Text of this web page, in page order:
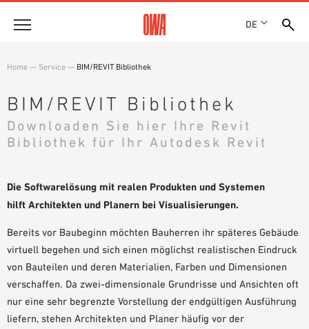
DE
AUSZEICHNUNGEN
STANDORTE
NACHHALTIGKEIT
OWA-PLUS
KARRIERE
SHOWROOM 7TH FLOOR
Produkte
PRODUKTÜBERSICHT
GEFÜHRTE SUCHE
Lösungen
Technische Beratung
Service
AUSSCHREIBUNGSTEXTE
DOWNLOADS
LEISTUNGSERKLÄRUNG (DOP)
PLANUNGSHILFEN
JOBPORTAL
Home — Service — BIM/REVIT Bibliothek
BIM/REVIT Bibliothek
Downloaden Sie hier Ihre Revit
Bibliothek für Ihr Autodesk Revit
Die Softwarelösung mit realen Produkten und Systemen
hilft Architekten und Planern bei Visualisierungen.
Bereits vor Baubeginn möchten Bauherren ihr späteres Gebäude
virtuell begehen und sich einen möglichst realistischen Eindruck
von Bauteilen und deren Materialien, Farben und Dimensionen
verschaffen. Da zwei-dimensionale Grundrisse und Ansichten oft
nur eine sehr begrenzte Vorstellung der endgültigen Ausführung
liefern, stehen Architekten und Planer häufig vor der